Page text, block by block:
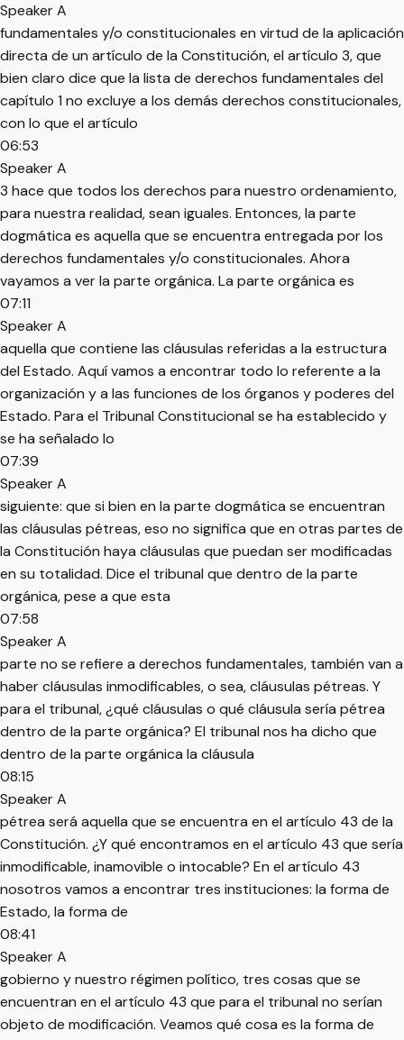
Speaker A
fundamentales y/o constitucionales en virtud de la aplicación
directa de un artículo de la Constitución, el artículo 3, que
bien claro dice que la lista de derechos fundamentales del
capítulo 1 no excluye a los demás derechos constitucionales,
con lo que el artículo
06:53
Speaker A
3 hace que todos los derechos para nuestro ordenamiento,
para nuestra realidad, sean iguales. Entonces, la parte
dogmática es aquella que se encuentra entregada por los
derechos fundamentales y/o constitucionales. Ahora
vayamos a ver la parte orgánica. La parte orgánica es
07:11
Speaker A
aquella que contiene las cláusulas referidas a la estructura
del Estado. Aquí vamos a encontrar todo lo referente a la
organización y a las funciones de los órganos y poderes del
Estado. Para el Tribunal Constitucional se ha establecido y
se ha señalado lo
07:39
Speaker A
siguiente: que si bien en la parte dogmática se encuentran
las cláusulas pétreas, eso no significa que en otras partes de
la Constitución haya cláusulas que puedan ser modificadas
en su totalidad. Dice el tribunal que dentro de la parte
orgánica, pese a que esta
07:58
Speaker A
parte no se refiere a derechos fundamentales, también van a
haber cláusulas inmodificables, o sea, cláusulas pétreas. Y
para el tribunal, ¿qué cláusulas o qué cláusula sería pétrea
dentro de la parte orgánica? El tribunal nos ha dicho que
dentro de la parte orgánica la cláusula
08:15
Speaker A
pétrea será aquella que se encuentra en el artículo 43 de la
Constitución. ¿Y qué encontramos en el artículo 43 que sería
inmodificable, inamovible o intocable? En el artículo 43
nosotros vamos a encontrar tres instituciones: la forma de
Estado, la forma de
08:41
Speaker A
gobierno y nuestro régimen político, tres cosas que se
encuentran en el artículo 43 que para el tribunal no serían
objeto de modificación. Veamos qué cosa es la forma de